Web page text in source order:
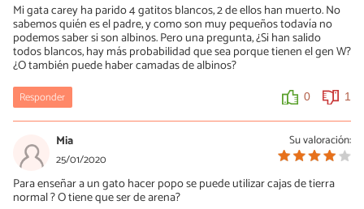
Mi gata carey ha parido 4 gatitos blancos, 2 de ellos han muerto. No
sabemos quién es el padre, y como son muy pequeños todavía no
podemos saber si son albinos. Pero una pregunta, ¿Si han salido
todos blancos, hay más probabilidad que sea porque tienen el gen W?
¿O también puede haber camadas de albinos?
Responder 0 1
Su valoración:
Mia
25/01/2020
Para enseñar a un gato hacer popo se puede utilizar cajas de tierra
normal ? O tiene que ser de arena?